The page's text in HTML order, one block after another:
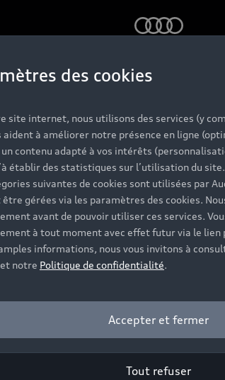
des cookies
site internet, nous utilisons des services (y
aident à améliorer notre présence en ligne
contenu adapté à vos intérêts
établir des statistiques sur l’utilisation du site.
suivantes de cookies sont utilisées par
être gérées via les paramètres des cookies.
avant de pouvoir utiliser ces services.
à tout moment avec effet futur via le lien
informations, nous vous invitons à
et notre Politique de confidentialité.
Accepter et fermer
Tout refuser